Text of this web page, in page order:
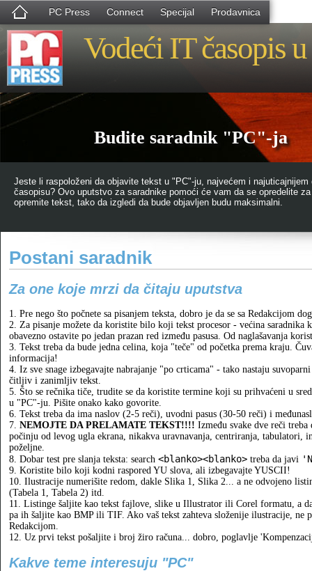
PC Press Connect Specijal Prodavnica
Vodeći IT časopis
Budite saradnik "PC"-ja
Jeste li raspoloženi da objavite tekst u "PC"-ju, najvećem i
časopisu? Ovo uputstvo za saradnike pomoći će vam da se opredelite
opremite tekst, tako da izgledi da bude objavljen budu maksimalni.
Postani saradnik
Za one koje mrzi da čitaju uputstva
1. Pre nego što počnete sa pisanjem teksta, dobro je da se sa Redakcijom
2. Za pisanje možete da koristite bilo koji tekst procesor - većina
obavezno ostavite po jedan prazan red između pasusa. Od naglašavanja
3. Tekst treba da bude jedna celina, koja "teče" od početka prema kraju.
informacija!
4. Iz sve snage izbegavajte nabrajanje "po crticama" - tako nastaju
čitljiv i zanimljiv tekst.
5. Što se rečnika tiče, trudite se da koristite termine koji su prihvaćeni u
u "PC"-ju. Pišite onako kako govorite.
6. Tekst treba da ima naslov (2-5 reči), uvodni pasus (30-50 reči) i
7. NEMOJTE DA PRELAMATE TEKST!!!! Između svake dve reči
počinju od levog ugla ekrana, nikakva uravnavanja, centriranja, tabulatori,
poželjne.
8. Dobar test pre slanja teksta: search <blanko><blanko> treba da javi
9. Koristite bilo koji kodni raspored YU slova, ali izbegavajte YUSCII!
10. Ilustracije numerišite redom, dakle Slika 1, Slika 2... a ne odvojeno
(Tabela 1, Tabela 2) itd.
11. Listinge šaljite kao tekst fajlove, slike u Illustrator ili Corel formatu, a
pa ih šaljite kao BMP ili TIF. Ako vaš tekst zahteva složenije ilustracije, ne
Redakcijom.
12. Uz prvi tekst pošaljite i broj žiro računa... dobro, poglavlje
Kakve teme interesuju "PC"